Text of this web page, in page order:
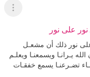
عرض
على نور
على نور ذلك أن مشعـل
يـرانـا ويسمعنـا ويعلـم
تضـرعنـا يسمع خفقـات